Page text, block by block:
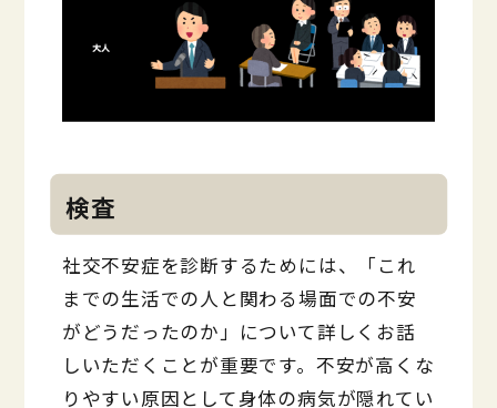
検査
社交不安症を診断するためには、「これ
までの生活での人と関わる場面での不安
がどうだったのか」について詳しくお話
しいただくことが重要です。不安が高くな
りやすい原因として身体の病気が隠れてい